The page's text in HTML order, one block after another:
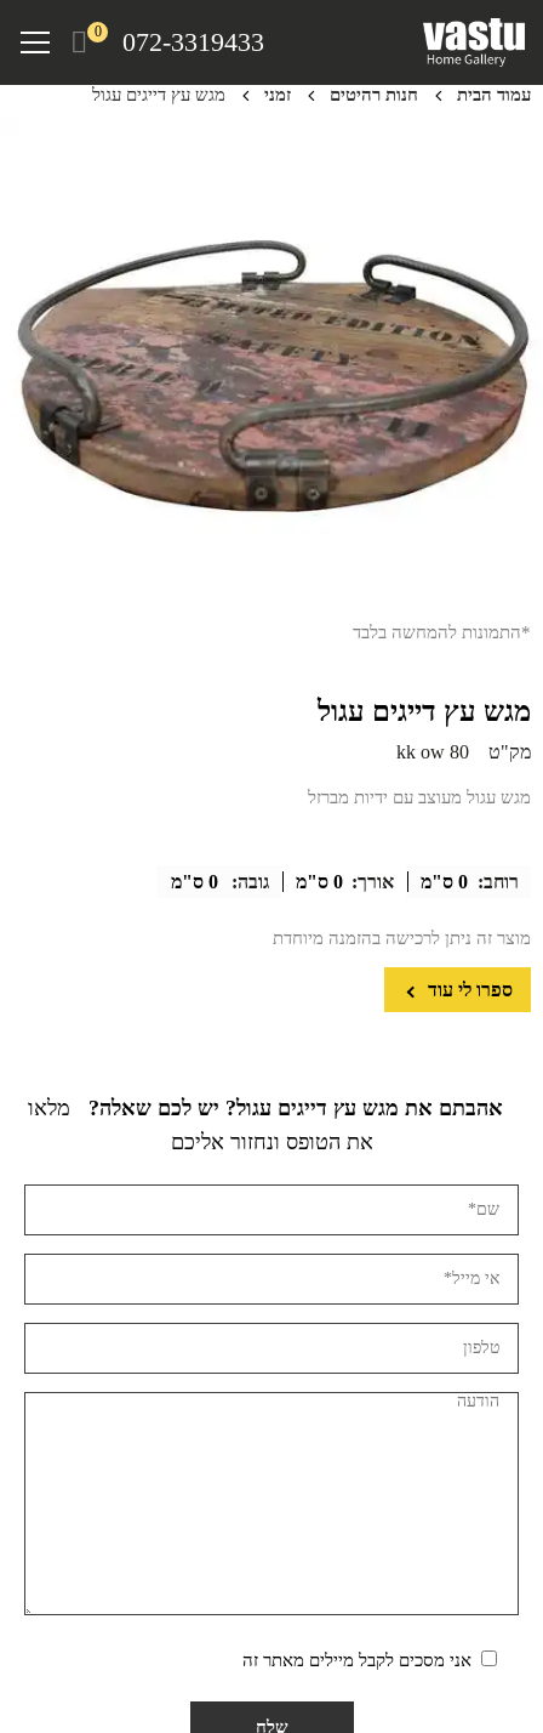
072-3319433
0
Menu
עמוד הבית חנות רהיטים זמני מגש עץ דייגים עגול
*התמונות להמחשה בלבד
מגש עץ דייגים עגול
מק"ט kk ow 80
מגש עגול מעוצב עם ידיות מברזל
רוחב: 0 ס"מ אורך: 0 ס"מ גובה: 0 ס"מ
מוצר זה ניתן לרכישה בהזמנה מיוחדת
ספרו לי עוד
אהבתם את מגש עץ דייגים עגול? יש לכם שאלה?
מלאו
את הטופס ונחזור אליכם
אני מסכים לקבל מיילים מאתר זה